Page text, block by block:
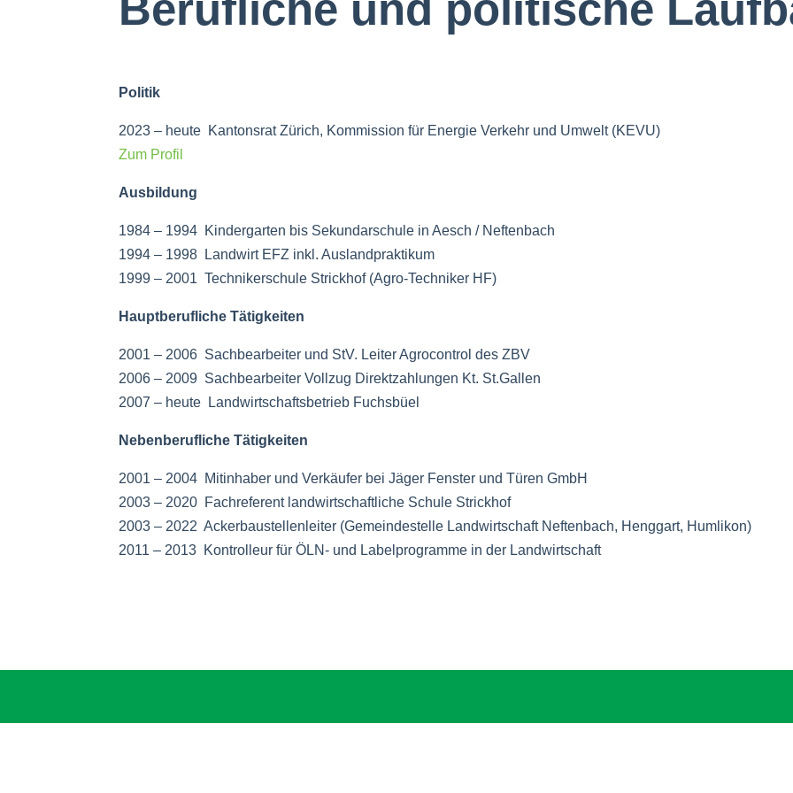
Politik
2023 – heute Kantonsrat Zürich, Kommission für Energie Verkehr und Umwelt (KEVU)
Zum Profil
Ausbildung
1984 – 1994 Kindergarten bis Sekundarschule in Aesch / Neftenbach
1994 – 1998 Landwirt EFZ inkl. Auslandpraktikum
1999 – 2001 Technikerschule Strickhof (Agro-Techniker HF)
Hauptberufliche Tätigkeiten
2001 – 2006 Sachbearbeiter und StV. Leiter Agrocontrol des ZBV
2006 – 2009 Sachbearbeiter Vollzug Direktzahlungen Kt. St.Gallen
2007 – heute Landwirtschaftsbetrieb Fuchsbüel
Nebenberufliche Tätigkeiten
2001 – 2004 Mitinhaber und Verkäufer bei Jäger Fenster und Türen GmbH
2003 – 2020 Fachreferent landwirtschaftliche Schule Strickhof
2003 – 2022 Ackerbaustellenleiter (Gemeindestelle Landwirtschaft Neftenbach, Henggart, Humlikon)
2011 – 2013 Kontrolleur für ÖLN- und Labelprogramme in der Landwirtschaft